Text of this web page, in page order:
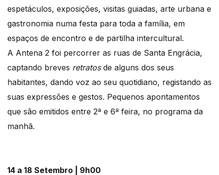
espetáculos, exposições, visitas guiadas, arte urbana e
gastronomia numa festa para toda a família, em
espaços de encontro e de partilha intercultural.
A Antena 2 foi percorrer as ruas de Santa Engrácia,
captando breves retratos de alguns dos seus
habitantes, dando voz ao seu quotidiano, registando as
suas expressões e gestos. Pequenos apontamentos
que são emitidos entre 2ª e 6ª feira, no programa da
manhã.
14 a 18 Setembro | 9h00